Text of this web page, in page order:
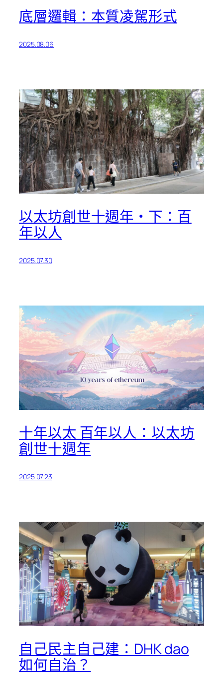
底層邏輯：本質凌駕形式
2025.08.06
以太坊創世十週年・下：百
年以人
2025.07.30
十年以太 百年以人：以太坊
創世十週年
2025.07.23
自己民主自己建：DHK dao
如何自治？